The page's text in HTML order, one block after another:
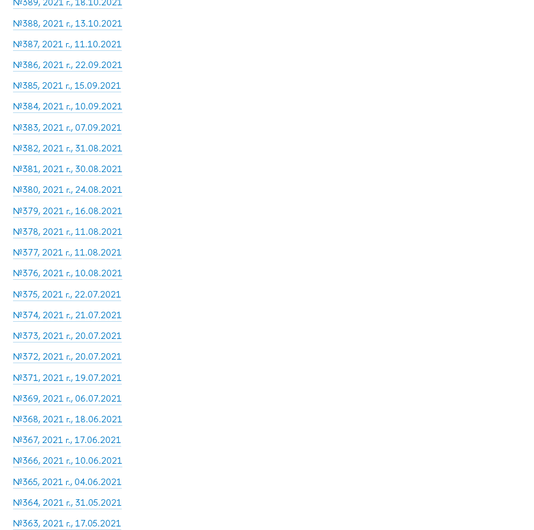
№388, 2021 г., 13.10.2021
№387, 2021 г., 11.10.2021
№386, 2021 г., 22.09.2021
№385, 2021 г., 15.09.2021
№384, 2021 г., 10.09.2021
№383, 2021 г., 07.09.2021
№382, 2021 г., 31.08.2021
№381, 2021 г., 30.08.2021
№380, 2021 г., 24.08.2021
№379, 2021 г., 16.08.2021
№378, 2021 г., 11.08.2021
№377, 2021 г., 11.08.2021
№376, 2021 г., 10.08.2021
№375, 2021 г., 22.07.2021
№374, 2021 г., 21.07.2021
№373, 2021 г., 20.07.2021
№372, 2021 г., 20.07.2021
№371, 2021 г., 19.07.2021
№369, 2021 г., 06.07.2021
№368, 2021 г., 18.06.2021
№367, 2021 г., 17.06.2021
№366, 2021 г., 10.06.2021
№365, 2021 г., 04.06.2021
№364, 2021 г., 31.05.2021
№363, 2021 г., 17.05.2021